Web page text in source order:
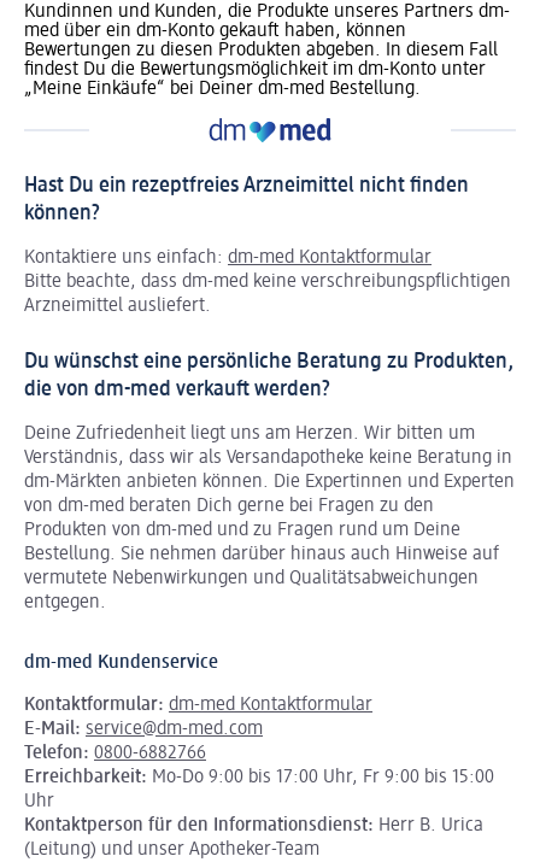
Kundinnen und Kunden, die Produkte unseres Partners dm-
med über ein dm-Konto gekauft haben, können
Bewertungen zu diesen Produkten abgeben. In diesem Fall
findest Du die Bewertungsmöglichkeit im dm-Konto unter
„Meine Einkäufe“ bei Deiner dm-med Bestellung.
Hast Du ein rezeptfreies Arzneimittel nicht finden
können?
Kontaktiere uns einfach: dm-med Kontaktformular
Bitte beachte, dass dm-med keine verschreibungspflichtigen
Arzneimittel ausliefert.
Du wünschst eine persönliche Beratung zu Produkten,
die von dm-med verkauft werden?
Deine Zufriedenheit liegt uns am Herzen. Wir bitten um
Verständnis, dass wir als Versandapotheke keine Beratung in
dm-Märkten anbieten können. Die Expertinnen und Experten
von dm-med beraten Dich gerne bei Fragen zu den
Produkten von dm-med und zu Fragen rund um Deine
Bestellung. Sie nehmen darüber hinaus auch Hinweise auf
vermutete Nebenwirkungen und Qualitätsabweichungen
entgegen.
dm-med Kundenservice
Kontaktformular: dm-med Kontaktformular
E-Mail: service@dm-med.com
Telefon: 0800-6882766
Erreichbarkeit: Mo-Do 9:00 bis 17:00 Uhr, Fr 9:00 bis 15:00
Uhr
Kontaktperson für den Informationsdienst: Herr B. Urica
(Leitung) und unser Apotheker-Team